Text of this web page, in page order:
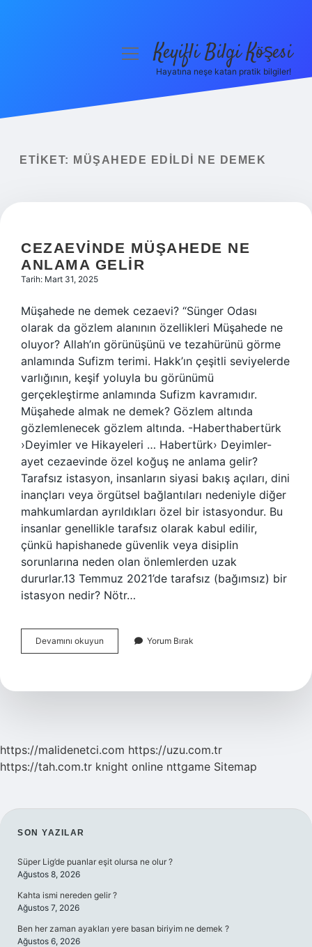
Yasal Uyarı
menüyüKeyifli Bilgi Köşesi
Hayatına neşe katan pratik bilgiler!
ETIKET: MÜŞAHEDE EDILDI NE DEMEK
CEZAEVINDE MÜŞAHEDE NE
ANLAMA GELIR
Tarih: Mart 31, 2025
Müşahede ne demek cezaevi? “Sünger Odası
olarak da gözlem alanının özellikleri Müşahede ne
oluyor? Allah’ın görünüşünü ve tezahürünü görme
anlamında Sufizm terimi. Hakk’ın çeşitli seviyelerde
varlığının, keşif yoluyla bu görünümü
gerçekleştirme anlamında Sufizm kavramıdır.
Müşahede almak ne demek? Gözlem altında
gözlemlenecek gözlem altında. -Haberthabertürk
›Deyimler ve Hikayeleri … Habertürk› Deyimler-
ayet cezaevinde özel koğuş ne anlama gelir?
Tarafsız istasyon, insanların siyasi bakış açıları, dini
inançları veya örgütsel bağlantıları nedeniyle diğer
mahkumlardan ayrıldıkları özel bir istasyondur. Bu
insanlar genellikle tarafsız olarak kabul edilir,
çünkü hapishanede güvenlik veya disiplin
sorunlarına neden olan önlemlerden uzak
dururlar.13 Temmuz 2021’de tarafsız (bağımsız) bir
istasyon nedir? Nötr…
Devamını okuyun Cezaevinde
Müşahede
Gelir
Yorum Bırak
https://malidenetci.com https://uzu.com.tr
https://tah.com.tr knight online nttgame Sitemap
SIDEBAR
SON YAZILAR
Süper Lig’de puanlar eşit olursa ne olur ?
Ağustos 8, 2026
Kahta ismi nereden gelir ?
Ağustos 7, 2026
Ben her zaman ayakları yere basan biriyim ne demek ?
Ağustos 6, 2026